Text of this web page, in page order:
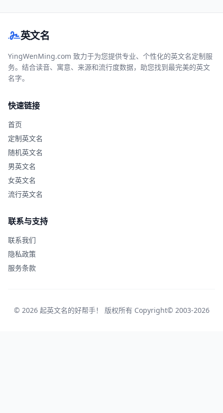
英文名
YingWenMing.com 致力于为您提供专业、个性化的英文名定制服
务。结合读音、寓意、来源和流行度数据，助您找到最完美的英文
名字。
快速链接
首页
定制英文名
随机英文名
男英文名
女英文名
流行英文名
联系与支持
联系我们
隐私政策
服务条款
© 2026 起英文名的好帮手！ 版权所有 Copyright© 2003-2026